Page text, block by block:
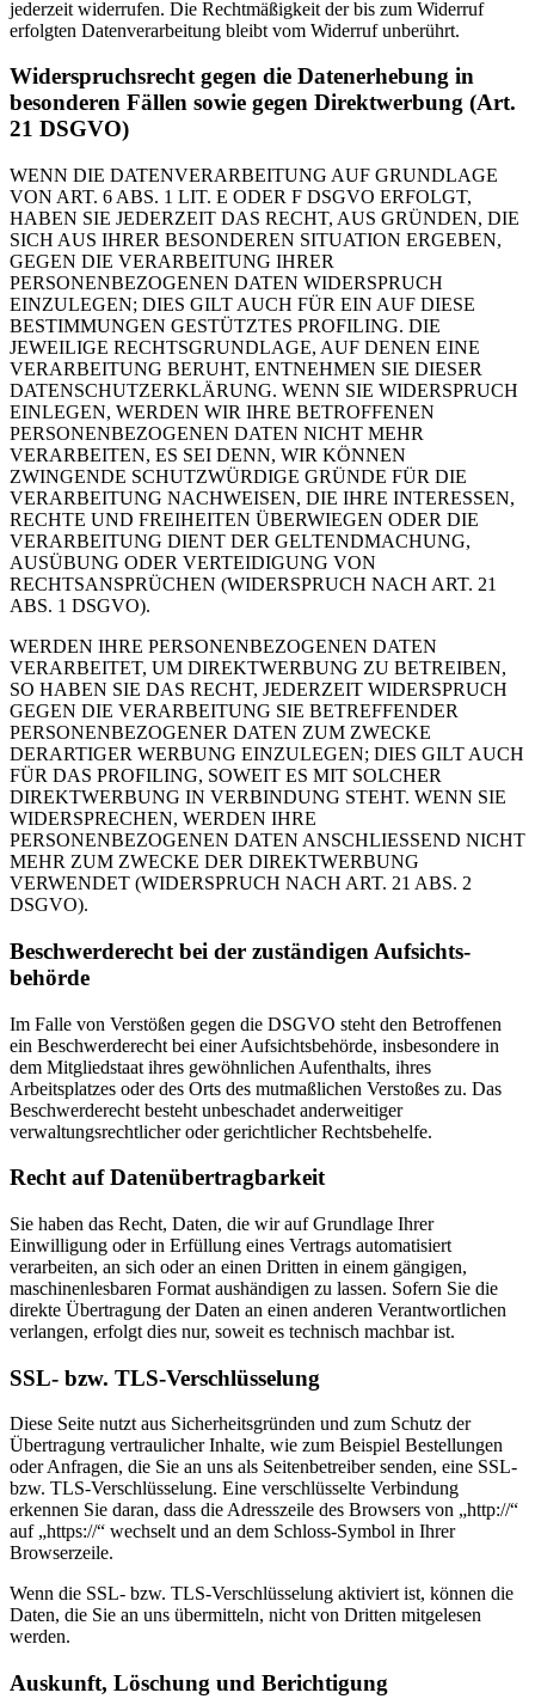
jederzeit widerrufen. Die Rechtmäßigkeit der bis zum Widerruf
erfolgten Datenverarbeitung bleibt vom Widerruf unberührt.
Widerspruchsrecht gegen die Datenerhebung in
besonderen Fällen sowie gegen Direktwerbung (Art.
21 DSGVO)
WENN DIE DATENVERARBEITUNG AUF GRUNDLAGE
VON ART. 6 ABS. 1 LIT. E ODER F DSGVO ERFOLGT,
HABEN SIE JEDERZEIT DAS RECHT, AUS GRÜNDEN, DIE
SICH AUS IHRER BESONDEREN SITUATION ERGEBEN,
GEGEN DIE VERARBEITUNG IHRER
PERSONENBEZOGENEN DATEN WIDERSPRUCH
EINZULEGEN; DIES GILT AUCH FÜR EIN AUF DIESE
BESTIMMUNGEN GESTÜTZTES PROFILING. DIE
JEWEILIGE RECHTSGRUNDLAGE, AUF DENEN EINE
VERARBEITUNG BERUHT, ENTNEHMEN SIE DIESER
DATENSCHUTZERKLÄRUNG. WENN SIE WIDERSPRUCH
EINLEGEN, WERDEN WIR IHRE BETROFFENEN
PERSONENBEZOGENEN DATEN NICHT MEHR
VERARBEITEN, ES SEI DENN, WIR KÖNNEN
ZWINGENDE SCHUTZWÜRDIGE GRÜNDE FÜR DIE
VERARBEITUNG NACHWEISEN, DIE IHRE INTERESSEN,
RECHTE UND FREIHEITEN ÜBERWIEGEN ODER DIE
VERARBEITUNG DIENT DER GELTENDMACHUNG,
AUSÜBUNG ODER VERTEIDIGUNG VON
RECHTSANSPRÜCHEN (WIDERSPRUCH NACH ART. 21
ABS. 1 DSGVO).
WERDEN IHRE PERSONENBEZOGENEN DATEN
VERARBEITET, UM DIREKTWERBUNG ZU BETREIBEN,
SO HABEN SIE DAS RECHT, JEDERZEIT WIDERSPRUCH
GEGEN DIE VERARBEITUNG SIE BETREFFENDER
PERSONENBEZOGENER DATEN ZUM ZWECKE
DERARTIGER WERBUNG EINZULEGEN; DIES GILT AUCH
FÜR DAS PROFILING, SOWEIT ES MIT SOLCHER
DIREKTWERBUNG IN VERBINDUNG STEHT. WENN SIE
WIDERSPRECHEN, WERDEN IHRE
PERSONENBEZOGENEN DATEN ANSCHLIESSEND NICHT
MEHR ZUM ZWECKE DER DIREKTWERBUNG
VERWENDET (WIDERSPRUCH NACH ART. 21 ABS. 2
DSGVO).
Beschwerde­recht bei der zuständigen Aufsichts­
behörde
Im Falle von Verstößen gegen die DSGVO steht den Betroffenen
ein Beschwerderecht bei einer Aufsichtsbehörde, insbesondere in
dem Mitgliedstaat ihres gewöhnlichen Aufenthalts, ihres
Arbeitsplatzes oder des Orts des mutmaßlichen Verstoßes zu. Das
Beschwerderecht besteht unbeschadet anderweitiger
verwaltungsrechtlicher oder gerichtlicher Rechtsbehelfe.
Recht auf Daten­übertrag­barkeit
Sie haben das Recht, Daten, die wir auf Grundlage Ihrer
Einwilligung oder in Erfüllung eines Vertrags automatisiert
verarbeiten, an sich oder an einen Dritten in einem gängigen,
maschinenlesbaren Format aushändigen zu lassen. Sofern Sie die
direkte Übertragung der Daten an einen anderen Verantwortlichen
verlangen, erfolgt dies nur, soweit es technisch machbar ist.
SSL- bzw. TLS-Verschlüsselung
Diese Seite nutzt aus Sicherheitsgründen und zum Schutz der
Übertragung vertraulicher Inhalte, wie zum Beispiel Bestellungen
oder Anfragen, die Sie an uns als Seitenbetreiber senden, eine SSL-
bzw. TLS-Verschlüsselung. Eine verschlüsselte Verbindung
erkennen Sie daran, dass die Adresszeile des Browsers von „http://“
auf „https://“ wechselt und an dem Schloss-Symbol in Ihrer
Browserzeile.
Wenn die SSL- bzw. TLS-Verschlüsselung aktiviert ist, können die
Daten, die Sie an uns übermitteln, nicht von Dritten mitgelesen
werden.
Auskunft, Löschung und Berichtigung